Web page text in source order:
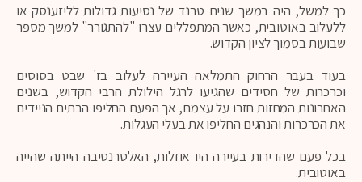
כך למשל, היה במשך שנים טרנד של נסיעות גדולות לליזענסק או
ללעלוב באוטובית, כאשר המתפללים עצרו "להתגורר" למשך מספר
שבועות בסמוך לציון הקדוש.
בעוד בעבר הרחוק התמלאה העיירה לעלוב בז' שבט בסוסים
וכרכרות של חסידים שהגיעו לרגל הילולת הרבי הקדוש, בשנים
האחרונות המחזות חזרו על עצמם, אך הפעם החליפו הבתים הניידים
את הכרכרות והנהגים החליפו את בעלי העגלות.
בכל פעם שהדירות בעיירה היו אוזלות, האלטרנטיבה הייתה שהייה
באוטובית.